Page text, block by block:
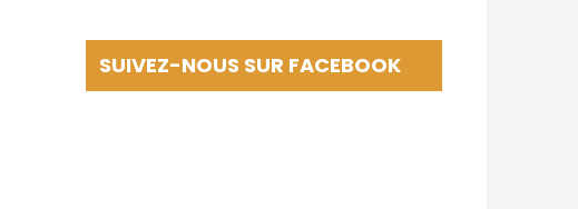
SUIVEZ-NOUS SUR FACEBOOK